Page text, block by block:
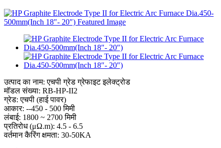
उत्पाद का नाम: एचपी ग्रेड ग्रेफाइट इलेक्ट्रोड
मॉडल संख्या: RB-HP-II2
ग्रेड: एचपी (हाई पावर)
आकार: --450 - 500 मिमी
लंबाई: 1800 ~ 2700 मिमी
प्रतिरोध (μΩ.m): 4.5 - 6.5
वर्तमान कैरिंग क्षमता: 30-50KA